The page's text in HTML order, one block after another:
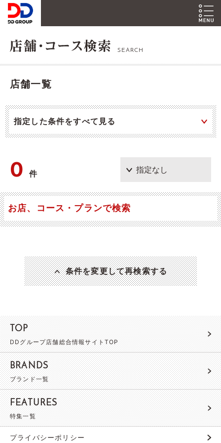
SEARCH
店舗一覧
指定した条件をすべて見る
0件
お店、コース・プランで検索
条件を変更して再検索する
TOP
DDグループ店舗総合情報サイトTOP
BRANDS
ブランド一覧
FEATURES
特集一覧
プライバシーポリシー